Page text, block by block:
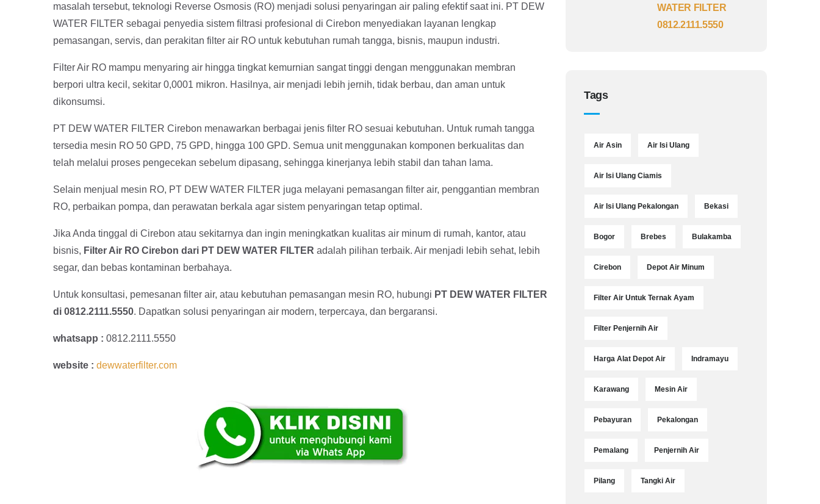
masalah tersebut, teknologi Reverse Osmosis (RO) menjadi solusi penyaringan air paling efektif saat ini. PT DEW
WATER FILTER sebagai penyedia sistem filtrasi profesional di Cirebon menyediakan layanan lengkap
pemasangan, servis, dan perakitan filter air RO untuk kebutuhan rumah tangga, bisnis, maupun industri.
Filter Air RO mampu menyaring air hingga tingkat kemurnian sangat tinggi dengan menggunakan membran
berpori ultra kecil, sekitar 0,0001 mikron. Hasilnya, air menjadi lebih jernih, tidak berbau, dan aman untuk
dikonsumsi.
PT DEW WATER FILTER Cirebon menawarkan berbagai jenis filter RO sesuai kebutuhan. Untuk rumah tangga
tersedia mesin RO 50 GPD, 75 GPD, hingga 100 GPD. Semua unit menggunakan komponen berkualitas dan
telah melalui proses pengecekan sebelum dipasang, sehingga kinerjanya lebih stabil dan tahan lama.
Selain menjual mesin RO, PT DEW WATER FILTER juga melayani pemasangan filter air, penggantian membran
RO, perbaikan pompa, dan perawatan berkala agar sistem penyaringan tetap optimal.
Jika Anda tinggal di Cirebon atau sekitarnya dan ingin meningkatkan kualitas air minum di rumah, kantor, atau
bisnis, Filter Air RO Cirebon dari PT DEW WATER FILTER adalah pilihan terbaik. Air menjadi lebih sehat, lebih
segar, dan bebas kontaminan berbahaya.
Untuk konsultasi, pemesanan filter air, atau kebutuhan pemasangan mesin RO, hubungi PT DEW WATER FILTER
di 0812.2111.5550. Dapatkan solusi penyaringan air modern, terpercaya, dan bergaransi.
whatsapp : 0812.2111.5550
website : dewwaterfilter.com
WATER FILTER
0812.2111.5550
Tags
Air Asin Air Isi Ulang
Air Isi Ulang Ciamis
Air Isi Ulang Pekalongan Bekasi
Bogor Brebes Bulakamba
Cirebon Depot Air Minum
Filter Air Untuk Ternak Ayam
Filter Penjernih Air
Harga Alat Depot Air Indramayu
Karawang Mesin Air
Pebayuran Pekalongan
Pemalang Penjernih Air
Pilang Tangki Air